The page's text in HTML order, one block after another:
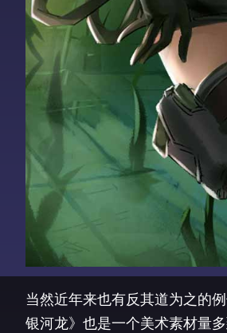
当然近年来也有反其道为之的
银河龙》也是一个美术素材量